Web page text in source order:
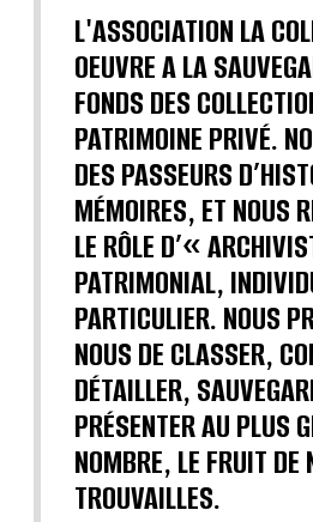
L'ASSOCIATION LA
OEUVRE A LA
FONDS DES
PATRIMOINE PRIVÉ.
DES PASSEURS
MÉMOIRES, ET NOUS
LE RÔLE D’«
PATRIMONIAL,
PARTICULIER. NOUS
NOUS DE CLASSER,
DÉTAILLER,
PRÉSENTER AU PLUS
NOMBRE, LE FRUIT DE
TROUVAILLES.